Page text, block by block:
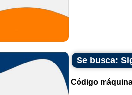
Se busca:
Código